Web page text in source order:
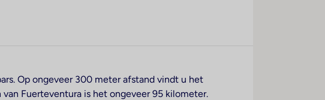
Op ongeveer 300 meter afstand vindt u het
Fuerteventura is het ongeveer 95 kilometer.